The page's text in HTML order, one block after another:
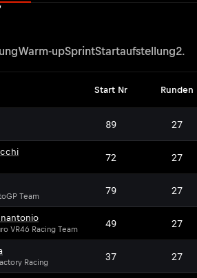
Warm-upSprintStartaufstellung2.
Start Nr Runden
89 27
72 27
Team 79 27
VR46 Racing Team 49 27
Racing 37 27